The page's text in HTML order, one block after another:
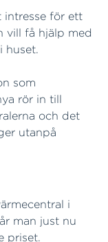
intresse för ett
vill få hjälp med
huset.
som
rör in till
och det
utanpå
i
man just nu
priset.